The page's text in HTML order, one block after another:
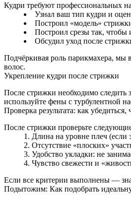
Кудри требуют профессиональных
Узнал ваш тип кудри и
Построил «модель»
Построил срезы так, чтобы
Обсудил уход после
Подчёркивая роль парикмахера, мы
волос.
Укрепление кудри после стрижки
После стрижки необходимо
используйте фены с турбулентной
Проверка результата: как
После стрижки проверьте
Длина на уровне плеч
Отсутствие «плоских»
Удобство укладки: не
Чувство свежести и
Если все критерии выполнены —
Подытожим: Как подобрать